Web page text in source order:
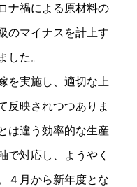
ナ禍による原材料の
のマイナスを計上す
した。
を実施し、適切な上
反映されつつありま
は違う効率的な生産
で対応し、ようやく
４月から新年度とな